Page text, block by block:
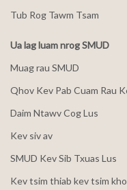
Tub Rog Tawm Tsam
Ua lag luam nrog SMUD
Muag rau SMUD
Qhov Kev Pab Cuam Rau
Daim Ntawv Cog Lus
Kev siv av
SMUD Kev Sib Txuas Lus
Kev tsim thiab kev tsim kho